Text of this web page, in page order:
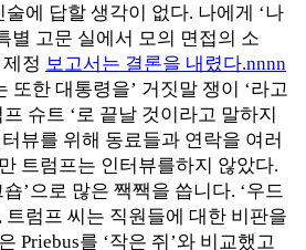
에 답할 생각이 없다. 나에게 ‘나
별 고문 실에서 모의 ​​면접의 소
정 보고서는 결론을 내렸다.nnnn
또한 대통령을’ 거짓말 쟁이 ‘라고
슈트 ‘로 끝날 것이라고 말하지
뷰를 위해 동료들과 연락을 여러
트럼프는 인터뷰를하지 않았다.
’으로 많은 짹짹을 씁니다. ‘우드
럼프 씨는 직원들에 대한 비판을
Priebus를 ‘작은 쥐’와 비교했고